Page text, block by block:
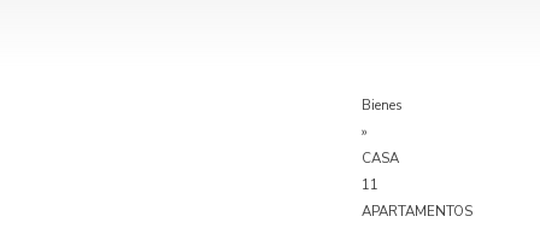
Bienes
»
CASA
11
APARTAMENTOS